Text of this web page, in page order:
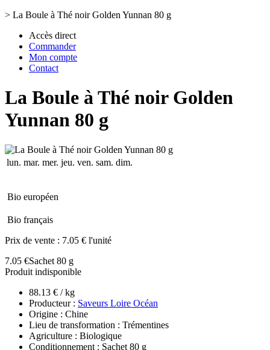
> La Boule à Thé noir Golden Yunnan 80 g
Accès direct
Commander
Mon compte
Contact
La Boule à Thé noir Golden
Yunnan 80 g
lun. mar. mer. jeu. ven. sam. dim.
Bio européen
Bio français
Prix de vente : 7.05 € l'unité
7.05 €Sachet 80 g
Produit indisponible
88.13 € / kg
Producteur : Saveurs Loire Océan
Origine : Chine
Lieu de transformation : Trémentines
Agriculture : Biologique
Conditionnement : Sachet 80 g